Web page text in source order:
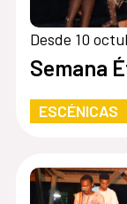
Desde 10
Semana
ESCÉNICAS